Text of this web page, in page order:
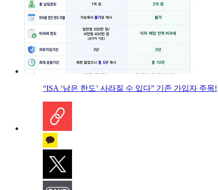
“ISA ‘남은 한도’ 사라질 수 있다” 기존 가입자 주목!